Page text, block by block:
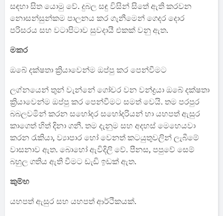
සඳහා සිත යොමු වේ. දුබල සඳු විසින් සිතේ ඇති කරවන
නොසන්සුන්කම පාලනය කර ගැනීමෙන් ගෙදර දොර
පරිසරය සහ වටාපිටාව සුවදායී එකක් වනු ඇත.
මකර
ඔබේ දක්ෂතා ක්‍රියාවෙන්ම ඔප්පු කර පෙන්වීමට
ලග්නයෙන් තුන් වැන්නේ ගෝචර වන වන්ද්‍රයා ඔබේ දක්ෂතා
ක්‍රියාවෙන්ම ඔප්පු කර පෙන්වීමට සමත් වෙයි. තම පරපුර
බබලවමින් කරන සහෝදර සහෝදරියන් හා යහපත් ඇසුර
කාගෙත් හිත් දිනා ගනී. තම දැනුම සහ අදහස් මෙහෙයවා
කරන රැකියා, ව්‍යාපාර හෝ වෙනත් කටයුතුවලින් ලැබීමේ
වාසනාව ඇත. බොහෝ ඇවිදිලි වේ. පීනස, පපුවේ සෙම්
බහුල ගතිය ඇති වීමට ඩැඩි ඉඩක් ඇත.
කුම්භ
යහපත් ඇසුර සහ යහපත් ආර්ථිකයක්.